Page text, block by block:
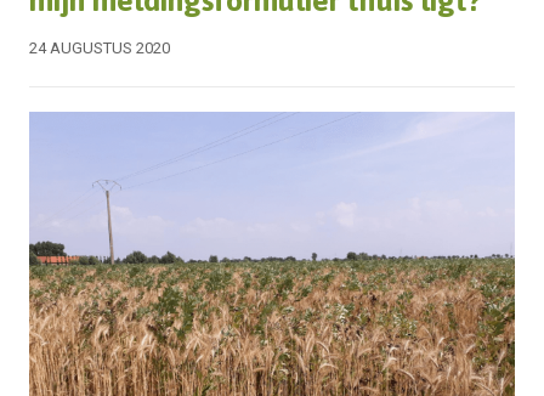
24 AUGUSTUS 2020